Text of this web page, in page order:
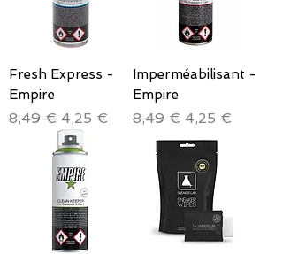
Fresh Express -
Empire
Prix original
8,49 € Prix promotionnel
4,25 €
Imperméabilisant -
Empire
Prix original
8,49 € Prix
4,25 €